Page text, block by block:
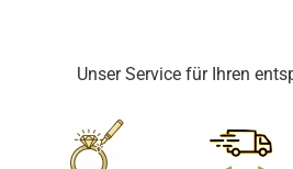
Unser Service für Ihren